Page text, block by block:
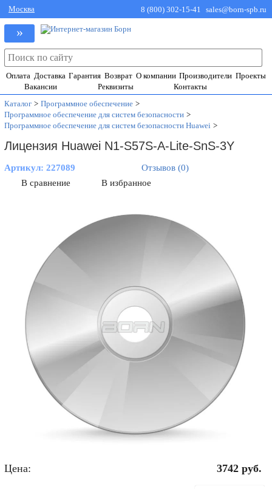
Москва 8 (800) 302-15-41 sales@born-spb.ru
»
Оплата Доставка Гарантия Возврат О компании Производители Проекты
Вакансии
Реквизиты
Контакты
Каталог > Программное обеспечение >
Программное обеспечение для систем безопасности >
Программное обеспечение для систем безопасности Huawei >
Лицензия Huawei N1-S57S-A-Lite-SnS-3Y
Артикул:227089
Отзывов (0)
В сравнение
В избранное
Цена: 3742 руб.